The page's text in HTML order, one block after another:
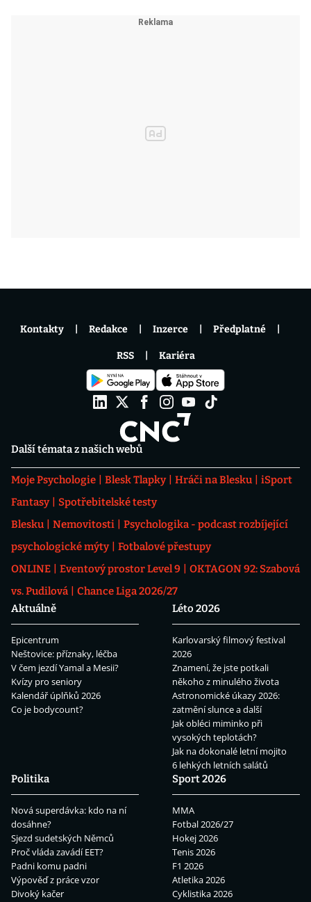
Další témata z našich webů
Moje Psychologie Blesk Tlapky Hráči na Blesku
iSport
Fantasy
Spotřebitelské testy
Blesku
Nemovitosti
Psychologika - podcast rozbíjející
psychologické mýty
Fotbalové přestupy
ONLINE
Eventový prostor Level 9
OKTAGON 92: Szabová
vs. Pudilová
Chance Liga 2026/27
Aktuálně
Epicentrum
Neštovice: příznaky, léčba
V čem jezdí Yamal a Mesii?
Kvízy pro seniory
Kalendář úplňků 2026
Co je bodycount?
Léto 2026
Karlovarský filmový festival
2026
Znamení, že jste potkali
někoho z minulého života
Astronomické úkazy 2026:
zatmění slunce a další
Jak obléci miminko při
vysokých teplotách?
Jak na dokonalé letní mojito
6 lehkých letních salátů
Politika
Nová superdávka: kdo na ní
dosáhne?
Sjezd sudetských Němců
Proč vláda zavádí EET?
Padni komu padni
Výpověď z práce vzor
Divoký kačer
Sport 2026
MMA
Fotbal 2026/27
Hokej 2026
Tenis 2026
F1 2026
Atletika 2026
Cyklistika 2026
Kontakty Redakce Inzerce Předplatné
RSS Kariéra